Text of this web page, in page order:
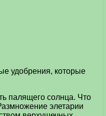
удобрения, которые
палящего солнца. Что
элетарии